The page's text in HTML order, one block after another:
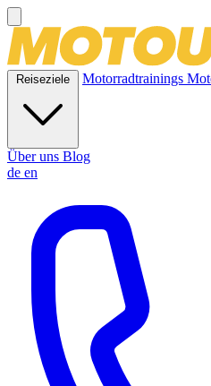
Reiseziele Motorradtrainings
Über uns Blog
de en